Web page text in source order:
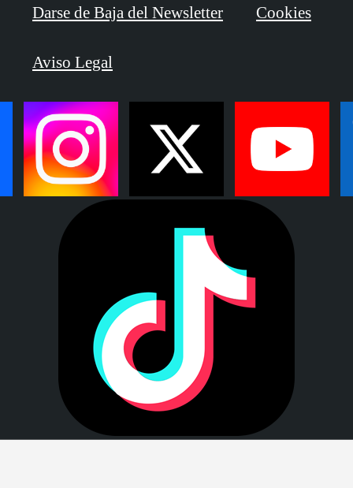
Darse de Baja del Newsletter Cookies
Aviso Legal